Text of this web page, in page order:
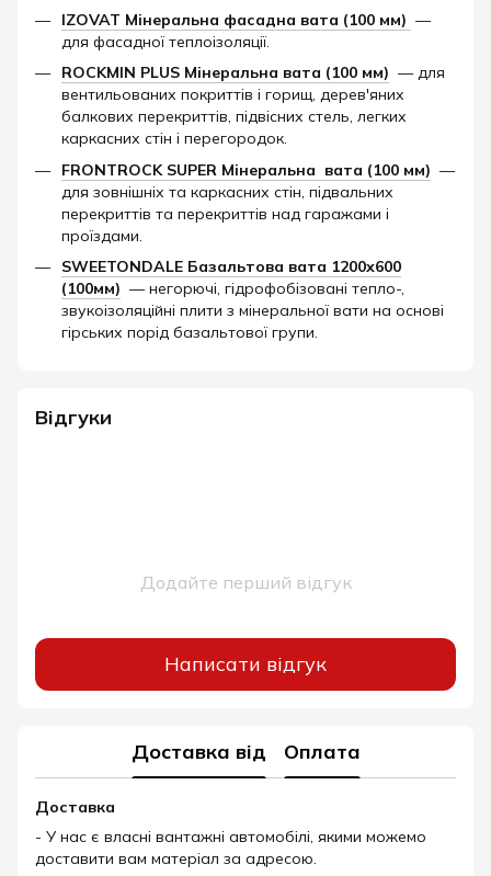
IZOVAT Мінеральна фасадна вата (100 мм) —
для фасадної теплоізоляції.
ROCKMIN PLUS Мінеральна вата (100 мм) — для
вентильованих покриттів і горищ, дерев'яних
балкових перекриттів, підвісних стель, легких
каркасних стін і перегородок.
FRONTROCK SUPER Мінеральна вата (100 мм) —
для зовнішніх та каркасних стін, підвальних
перекриттів та перекриттів над гаражами і
проїздами.
SWEETONDALE Базальтова вата 1200х600
(100мм) — негорючі, гідрофобізовані тепло-,
звукоізоляційні плити з мінеральної вати на основі
гірських порід базальтової групи.
Відгуки
Додайте перший відгук
Написати відгук
Доставка від Оплата
Доставка
- У нас є власні вантажні автомобілі, якими можемо
доставити вам матеріал за адресою.